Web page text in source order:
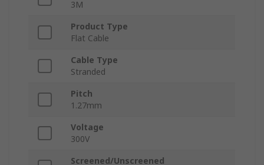
3M
Product Type
Flat Cable
Cable Type
Stranded
Pitch
1.27mm
Voltage
300V
Screened/Unscreened